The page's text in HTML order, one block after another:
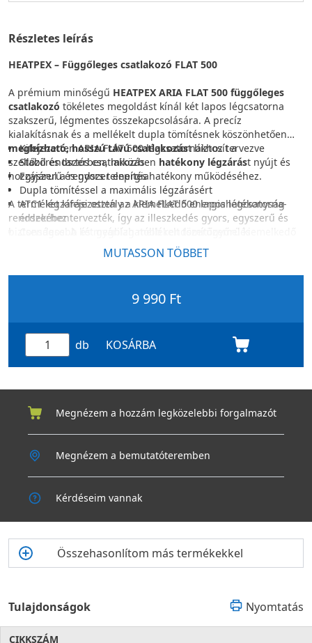
Részletes leírás
HEATPEX – Függőleges csatlakozó FLAT 500
A prémium minőségű HEATPEX ARIA FLAT 500 függőleges
csatlakozó tökéletes megoldást kínál két lapos légcsatorna
szakszerű, légmentes összekapcsolására. A precíz
kialakításnak és a mellékelt dupla tömítésnek köszönhetően
megbízható, hosszú távú csatlakozást biztosít a
szellőzőrendszerben, miközben hatékony légzárást nyújt és
hozzájárul a rendszer energiahatékony működéséhez.
A terméket kifejezetten az ARIA FLAT 500 lapos légcsatorna-
rendszerhez tervezték, így az illeszkedés gyors, egyszerű és
biztonságos. A két gyárilag mellékelt tömítőgyűrű kiemelkedő
légtömörséget biztosít, amely hozzájárul a rendszer
csendesebb működéséhez és az energiaveszteség
csökkentéséhez.
Az ARIA hővisszanyerős rendszer megfelel a PN-EN 17192
működést és magasabb beltéri komfortot biztosít a teljes
szellőzőrendszerben.
Kifejezetten ARIA FLAT 500 légcsatornákhoz tervezve
Stabil és tartós csatlakozás
Egyszerű és gyors telepítés
Dupla tömítéssel a maximális légzárásért
ATC1 légzárási osztály a kiemelkedő energiahatékonyság
érdekében
Csendesebb és megbízhatóbb rendszerüzemelés
MUTASSON TÖBBET
9 990 Ft
db KOSÁRBA
Megnézem a hozzám legközelebbi forgalmazót
Megnézem a bemutatóteremben
Kérdéseim vannak
Összehasonlítom más termékekkel
Tulajdonságok Nyomtatás
CIKKSZÁM